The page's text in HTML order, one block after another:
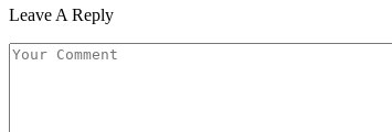
Leave A Reply